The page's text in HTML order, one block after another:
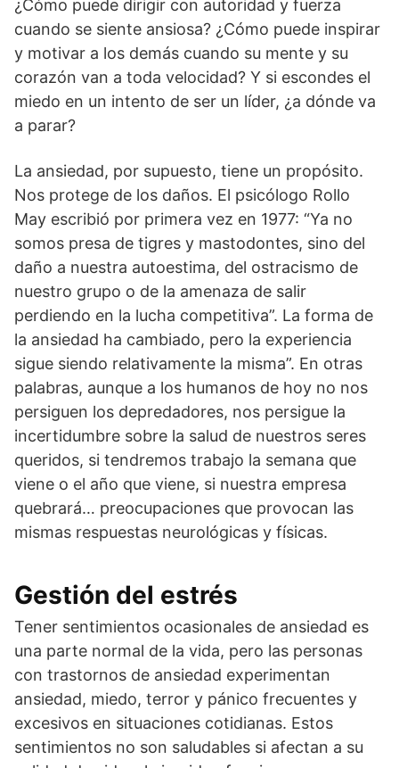
¿Cómo puede dirigir con autoridad y fuerza
cuando se siente ansiosa? ¿Cómo puede inspirar
y motivar a los demás cuando su mente y su
corazón van a toda velocidad? Y si escondes el
miedo en un intento de ser un líder, ¿a dónde va
a parar?
La ansiedad, por supuesto, tiene un propósito.
Nos protege de los daños. El psicólogo Rollo
May escribió por primera vez en 1977: “Ya no
somos presa de tigres y mastodontes, sino del
daño a nuestra autoestima, del ostracismo de
nuestro grupo o de la amenaza de salir
perdiendo en la lucha competitiva”. La forma de
la ansiedad ha cambiado, pero la experiencia
sigue siendo relativamente la misma”. En otras
palabras, aunque a los humanos de hoy no nos
persiguen los depredadores, nos persigue la
incertidumbre sobre la salud de nuestros seres
queridos, si tendremos trabajo la semana que
viene o el año que viene, si nuestra empresa
quebrará… preocupaciones que provocan las
mismas respuestas neurológicas y físicas.
Gestión del estrés
Tener sentimientos ocasionales de ansiedad es
una parte normal de la vida, pero las personas
con trastornos de ansiedad experimentan
ansiedad, miedo, terror y pánico frecuentes y
excesivos en situaciones cotidianas. Estos
sentimientos no son saludables si afectan a su